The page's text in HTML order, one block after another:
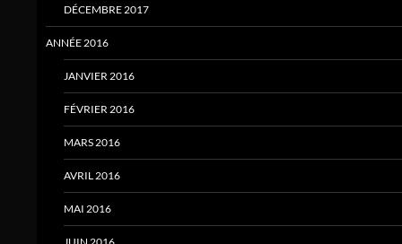
DÉCEMBRE 2017
ANNÉE 2016
JANVIER 2016
FÉVRIER 2016
MARS 2016
AVRIL 2016
MAI 2016
JUIN 2016